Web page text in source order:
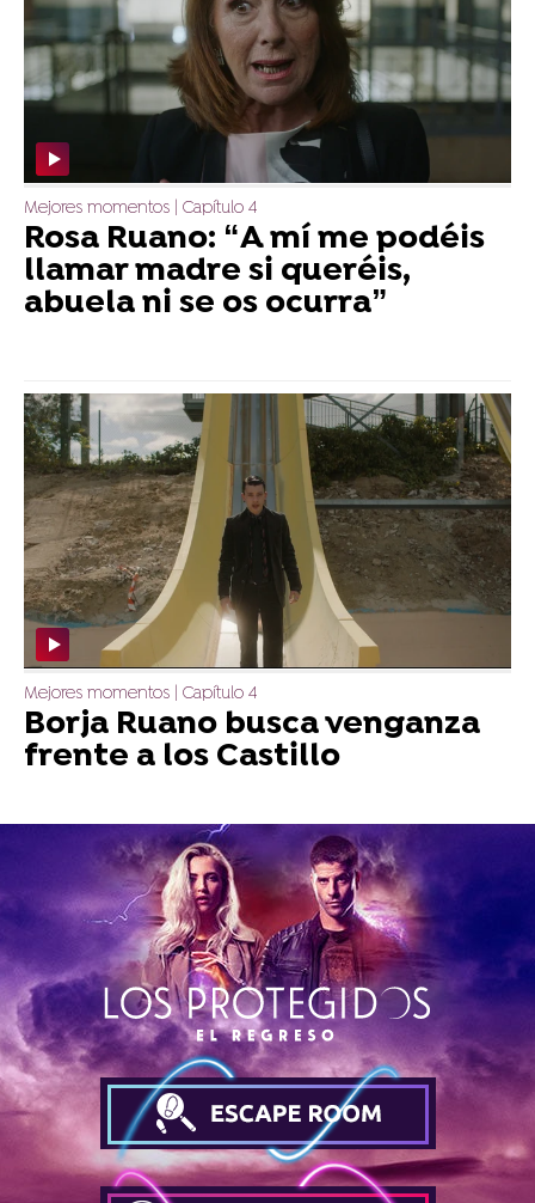
Mejores momentos | Capítulo 4
Rosa Ruano: “A mí me podéis
llamar madre si queréis,
abuela ni se os ocurra”
Mejores momentos | Capítulo 4
Borja Ruano busca venganza
frente a los Castillo